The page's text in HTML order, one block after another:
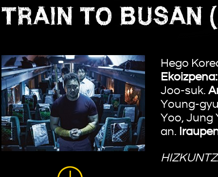
TRAIN TO BUSAN
Hego
Ekoizpena:
Joo-suk.
Young-
Yoo, Jung
an.